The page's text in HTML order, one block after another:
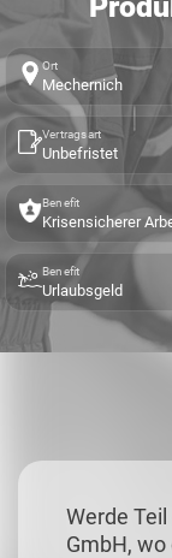
Ort
Mechernich
Vertragsart
Unbefristet
Benefit
Krisensicherer
Benefit
Urlaubsgeld
Werde
GmbH,